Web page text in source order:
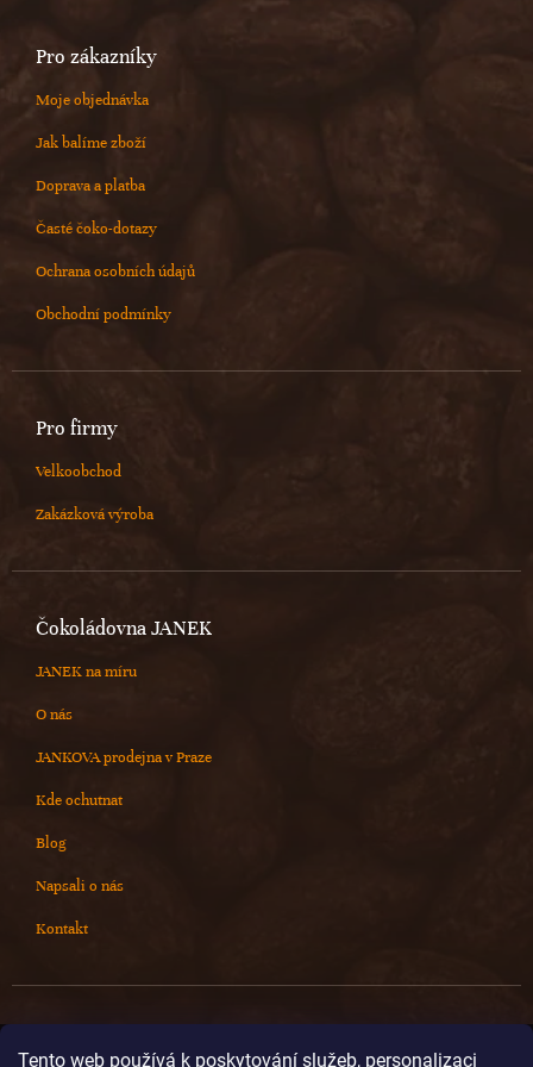
Tento web používá k poskytování služeb, personalizaci
Pro zákazníky
Moje objednávka
Jak balíme zboží
Doprava a platba
Časté čoko-dotazy
Ochrana osobních údajů
Obchodní podmínky
Pro firmy
Velkoobchod
Zakázková výroba
Čokoládovna JANEK
JANEK na míru
O nás
JANKOVA prodejna v Praze
Kde ochutnat
Blog
Napsali o nás
Kontakt